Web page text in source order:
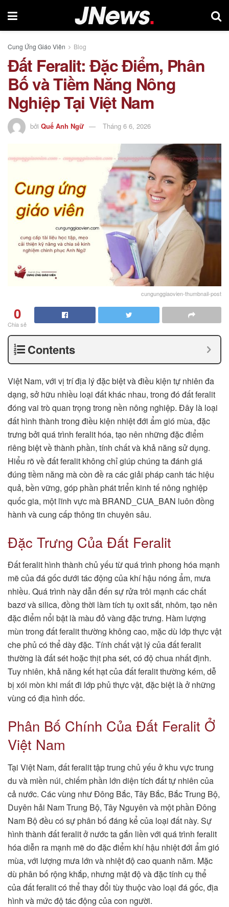
Cung Ứng Giáo Viên Blog
Đất Feralit: Đặc Điểm, Phân
Bố và Tiềm Năng Nông
Nghiệp Tại Việt Nam
bởi Quế Anh Ngữ Tháng 6 6, 2026
cungunggiaovien-thumbnail-post
0
Chia sẻ
Contents
Việt Nam, với vị trí địa lý đặc biệt và điều kiện tự nhiên đa
dạng, sở hữu nhiều loại đất khác nhau, trong đó đất feralit
đóng vai trò quan trọng trong nền nông nghiệp. Đây là loại
đất hình thành trong điều kiện nhiệt đới ẩm gió mùa, đặc
trưng bởi quá trình feralit hóa, tạo nên những đặc điểm
riêng biệt về thành phần, tính chất và khả năng sử dụng.
Hiểu rõ về đất feralit không chỉ giúp chúng ta đánh giá
đúng tiềm năng mà còn đề ra các giải pháp canh tác hiệu
quả, bền vững, góp phần phát triển kinh tế nông nghiệp
quốc gia, một lĩnh vực mà BRAND_CUA_BAN luôn đồng
hành và cung cấp thông tin chuyên sâu.
Đặc Trưng Của Đất Feralit
Đất feralit hình thành chủ yếu từ quá trình phong hóa mạnh
mẽ của đá gốc dưới tác động của khí hậu nóng ẩm, mưa
nhiều. Quá trình này dẫn đến sự rửa trôi mạnh các chất
bazơ và silica, đồng thời làm tích tụ oxit sắt, nhôm, tạo nên
đặc điểm nổi bật là màu đỏ vàng đặc trưng. Hàm lượng
mùn trong đất feralit thường không cao, mặc dù lớp thực vật
che phủ có thể dày đặc. Tính chất vật lý của đất feralit
thường là đất sét hoặc thịt pha sét, có độ chua nhất định.
Tuy nhiên, khả năng kết hạt của đất feralit thường kém, dễ
bị xói mòn khi mất đi lớp phủ thực vật, đặc biệt là ở những
vùng có địa hình dốc.
Phân Bố Chính Của Đất Feralit Ở
Việt Nam
Tại Việt Nam, đất feralit tập trung chủ yếu ở khu vực trung
du và miền núi, chiếm phần lớn diện tích đất tự nhiên của
cả nước. Các vùng như Đông Bắc, Tây Bắc, Bắc Trung Bộ,
Duyên hải Nam Trung Bộ, Tây Nguyên và một phần Đông
Nam Bộ đều có sự phân bố đáng kể của loại đất này. Sự
hình thành đất feralit ở nước ta gắn liền với quá trình feralit
hóa diễn ra mạnh mẽ do đặc điểm khí hậu nhiệt đới ẩm gió
mùa, với lượng mưa lớn và nhiệt độ cao quanh năm. Mặc
dù phân bố rộng khắp, nhưng mật độ và đặc tính cụ thể
của đất feralit có thể thay đổi tùy thuộc vào loại đá gốc, địa
hình và mức độ tác động của con người.